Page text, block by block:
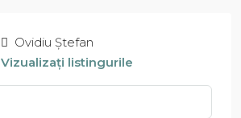
Ovidiu Ștefan
Vizualizați listingurile